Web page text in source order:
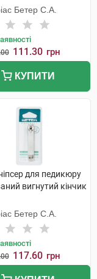
Бетер С.А.
111.30 грн
КУПИТИ
для педикюру
вигнутий кінчик
Бетер С.А.
117.60 грн